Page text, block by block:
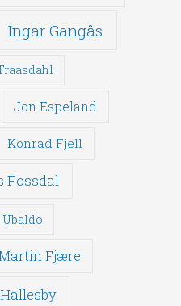
Ingar Gangås
Jon Espeland
Konrad Fjell
Fossdal
Fjære